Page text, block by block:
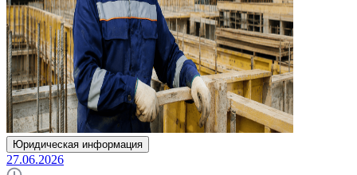
Юридическая информация
27.06.2026